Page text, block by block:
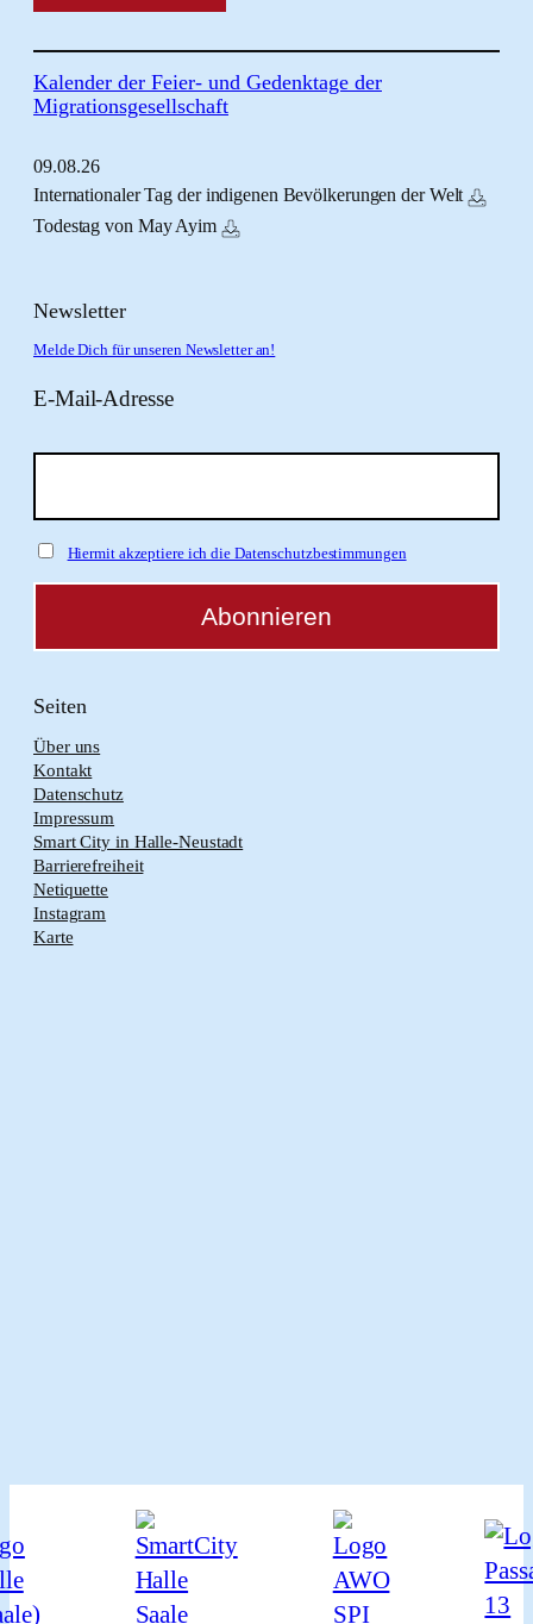
Kalender der Feier- und Gedenktage der
Migrationsgesellschaft
09.08.26
Internationaler Tag der indigenen Bevölkerungen der Welt
Todestag von May Ayim
Newsletter
Melde Dich für unseren Newsletter an!
E-Mail-Adresse
Hiermit akzeptiere ich die Datenschutzbestimmungen
Seiten
Über uns
Kontakt
Datenschutz
Impressum
Smart City in Halle-Neustadt
Barrierefreiheit
Netiquette
Instagram
Karte